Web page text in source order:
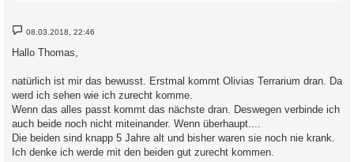
B
e
i
t
a
g
08.03.2018, 22:46
Hallo Thomas,
natürlich ist mir das bewusst. Erstmal kommt Olivias Terrarium dran. Da
werd ich sehen wie ich zurecht komme.
Wenn das alles passt kommt das nächste dran. Deswegen verbinde ich
auch beide noch nicht miteinander. Wenn überhaupt....
Die beiden sind knapp 5 Jahre alt und bisher waren sie noch nie krank.
Ich denke ich werde mit den beiden gut zurecht kommen.